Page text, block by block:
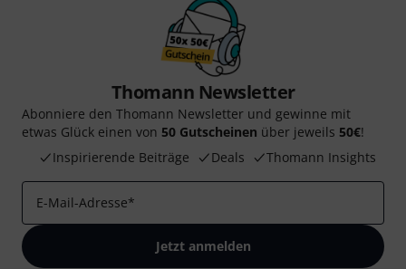
Thomann Newsletter
Abonniere den Thomann Newsletter und gewinne mit
etwas Glück einen von 50 Gutscheinen über jeweils 50€!
Inspirierende Beiträge
Deals Thomann Insights
E-Mail-Adresse*
Jetzt anmelden